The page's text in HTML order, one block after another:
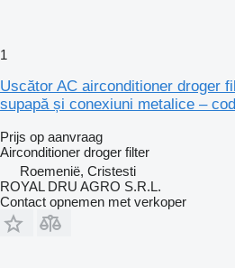
1
Uscător AC airconditioner droger
supapă și conexiuni metalice –
Prijs op aanvraag
Airconditioner droger filter
Roemenië, Cristesti
ROYAL DRU AGRO S.R.L.
Contact opnemen met verkoper